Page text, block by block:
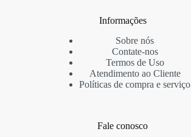
Informações
Sobre nós
Contate-nos
Termos de Uso
Atendimento ao Cliente
Políticas de compra e serviço
Fale conosco